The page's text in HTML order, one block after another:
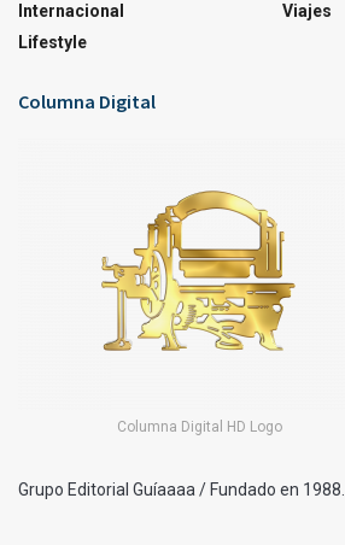
Internacional
Lifestyle
Viajes
Columna Digital
Columna Digital HD Logo
Grupo Editorial Guíaaaa / Fundado en 1988.